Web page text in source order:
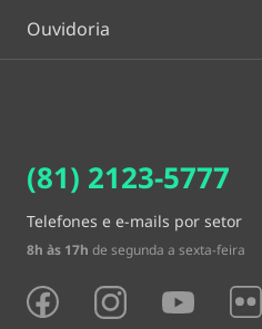
Ouvidoria
(81) 2123-5777
Telefones e e-mails por setor
8h às 17h de segunda a sexta-feira